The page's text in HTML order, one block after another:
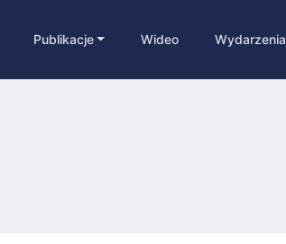
Publikacje Wideo Wydarzenia